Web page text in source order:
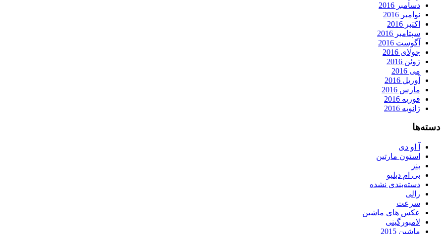
دسامبر 2016
نوامبر 2016
اکتبر 2016
سپتامبر 2016
آگوست 2016
جولای 2016
ژوئن 2016
می 2016
آوریل 2016
مارس 2016
فوریه 2016
ژانویه 2016
دسته‌ها
آ او دی
استون مارتین
بنز
بی ام دبلیو
دسته‌بندی نشده
رالی
سرعت
عکس های ماشین
لامبورگینی
ماشین 2015